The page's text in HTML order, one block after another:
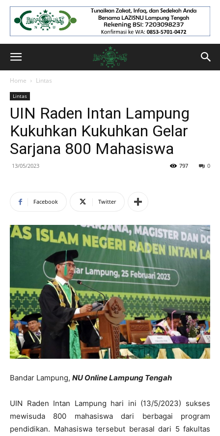
Home Lintas
Lintas
UIN Raden Intan Lampung
Kukuhkan Kukuhkan Gelar
Sarjana 800 Mahasiswa
13/05/2023 0
797
Facebook Twitter
Bandar Lampung, NU Online Lampung Tengah
UIN Raden Intan Lampung hari ini (13/5/2023) sukses
mewisuda 800 mahasiswa dari berbagai program
pendidikan. Mahasiswa tersebut berasal dari 5 fakultas